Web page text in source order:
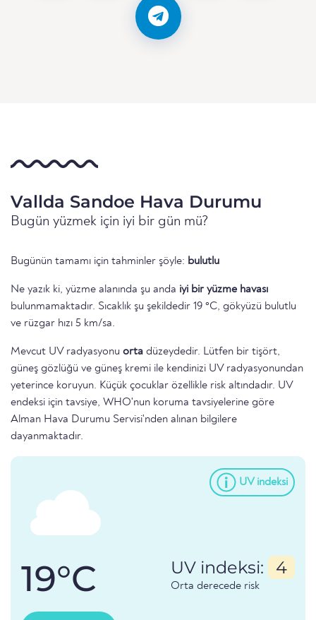
Vallda Sandoe Hava Durumu
Bugün yüzmek için iyi bir gün mü?
Bugünün tamamı için tahminler şöyle: bulutlu
Ne yazık ki, yüzme alanında şu anda iyi bir yüzme havası
bulunmamaktadır. Sıcaklık şu şekildedir 19 °C, gökyüzü bulutlu
ve rüzgar hızı 5 km/sa.
Mevcut UV radyasyonu orta düzeydedir. Lütfen bir tişört,
güneş gözlüğü ve güneş kremi ile kendinizi UV radyasyonundan
yeterince koruyun. Küçük çocuklar özellikle risk altındadır. UV
endeksi için tavsiye, WHO'nun koruma tavsiyelerine göre
Alman Hava Durumu Servisi'nden alınan bilgilere
dayanmaktadır.
UV indeksi
19°C UV indeksi: 4
Orta derecede risk